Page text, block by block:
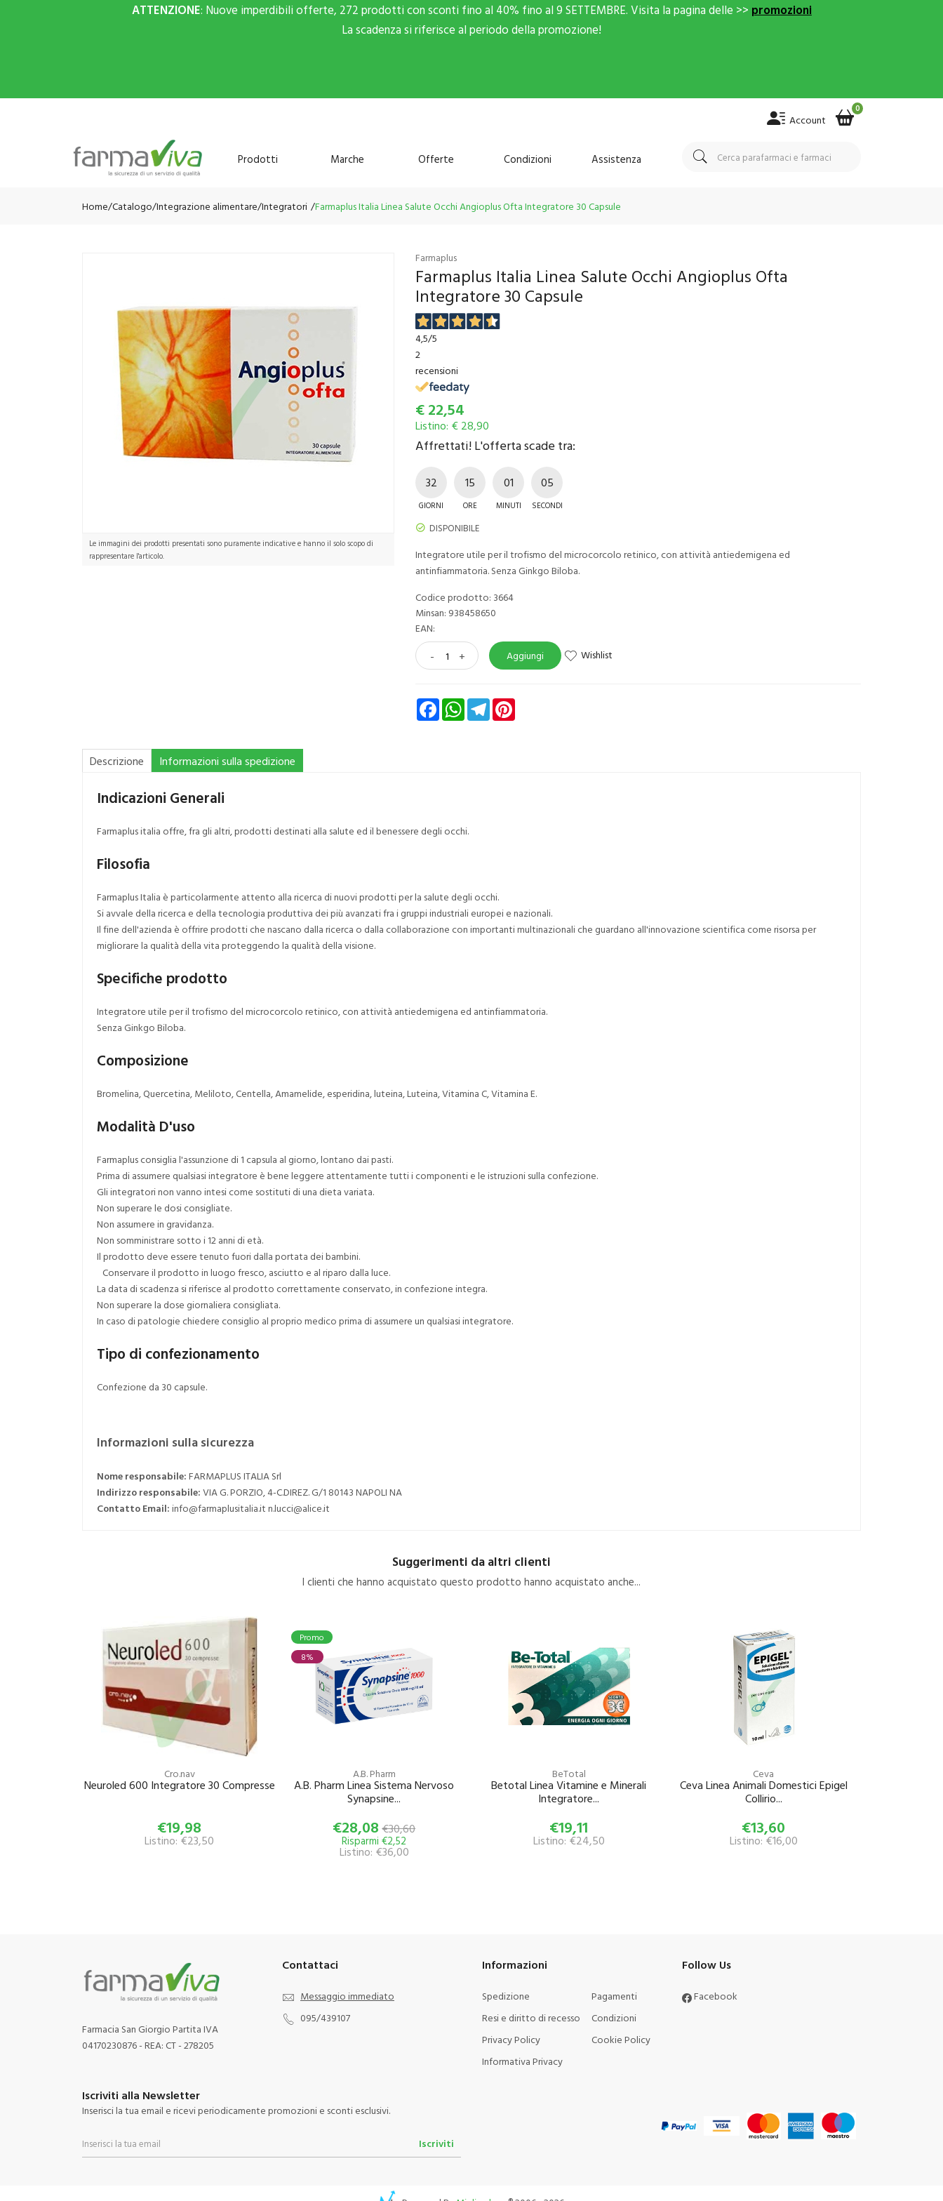
ATTENZIONE: Nuove imperdibili offerte, 272 prodotti con sconti fino al 40% fino al 9 SETTEMBRE. Visita la pagina delle >> promozioni
La scadenza si riferisce al periodo della promozione!
Account
0
Prodotti Marche Offerte Condizioni Assistenza
Home Catalogo/Integrazione alimentare/Integratori Farmaplus Italia Linea Salute Occhi Angioplus Ofta Integratore 30 Capsule
Le immagini dei prodotti presentati sono puramente indicative e hanno il solo scopo di
rappresentare l'articolo.
Farmaplus
Farmaplus Italia Linea Salute Occhi Angioplus Ofta
Integratore 30 Capsule
4,5/5
2
recensioni
€22,54
Listino: € 28,90
Affrettati! L'offerta scade tra:
32
GIORNI
15
ORE
01
MINUTI
03
SECONDI
DISPONIBILE
Integratore utile per il trofismo del microcorcolo retinico, con attività antiedemigena ed
antinfiammatoria. Senza Ginkgo Biloba.
Codice prodotto: 3664
Minsan: 938458650
EAN:
- + Aggiungi Wishlist
FacebookWhatsAppTelegram
Descrizione Informazioni sulla spedizione
Indicazioni Generali
Farmaplus italia offre, fra gli altri, prodotti destinati alla salute ed il benessere degli occhi.
Filosofia
Farmaplus Italia è particolarmente attento alla ricerca di nuovi prodotti per la salute degli occhi.
Si avvale della ricerca e della tecnologia produttiva dei più avanzati fra i gruppi industriali europei e nazionali.
Il fine dell'azienda è offrire prodotti che nascano dalla ricerca o dalla collaborazione con importanti multinazionali che guardano all'innovazione scientifica come risorsa per
migliorare la qualità della vita proteggendo la qualità della visione.
Specifiche prodotto
Integratore utile per il trofismo del microcorcolo retinico, con attività antiedemigena ed antinfiammatoria.
Senza Ginkgo Biloba.
Composizione
Bromelina, Quercetina, Meliloto, Centella, Amamelide, esperidina, luteina, Luteina, Vitamina C, Vitamina E.
Modalità D'uso
Farmaplus consiglia l'assunzione di 1 capsula al giorno, lontano dai pasti.
Prima di assumere qualsiasi integratore è bene leggere attentamente tutti i componenti e le istruzioni sulla confezione.
Gli integratori non vanno intesi come sostituti di una dieta variata.
Non superare le dosi consigliate.
Non assumere in gravidanza.
Non somministrare sotto i 12 anni di età.
Il prodotto deve essere tenuto fuori dalla portata dei bambini.
Conservare il prodotto in luogo fresco, asciutto e al riparo dalla luce.
La data di scadenza si riferisce al prodotto correttamente conservato, in confezione integra.
Non superare la dose giornaliera consigliata.
In caso di patologie chiedere consiglio al proprio medico prima di assumere un qualsiasi integratore.
Tipo di confezionamento
Confezione da 30 capsule.
Informazioni sulla sicurezza
Nome responsabile:FARMAPLUS ITALIA Srl
Indirizzo responsabile:VIA G. PORZIO, 4-C.DIREZ. G/1 80143 NAPOLI NA
Contatto Email:info@farmaplusitalia.it n.lucci@alice.it
Suggerimenti da altri clienti
I clienti che hanno acquistato questo prodotto hanno acquistato anche...
Cro.nav
Neuroled 600 Integratore 30 Compresse
€19,98
Listino: €23,50
Promo
8%
A.B. Pharm
A.B. Pharm Linea Sistema Nervoso
Synapsine...
€28,08 €30,60
Risparmi €2,52
Listino: €36,00
BeTotal
Betotal Linea Vitamine e Minerali
Integratore...
€19,11
Listino: €24,50
Ceva
Ceva Linea Animali Domestici Epigel
Collirio...
€13,60
Listino: €16,00
Farmacia San Giorgio Partita IVA
04170230876 - REA: CT - 278205
Contattaci
Messaggio immediato
095/439107
Informazioni
Spedizione
Pagamenti
Resi e diritto di recesso
Condizioni
Privacy Policy
Cookie Policy
Informativa Privacy
Follow Us
Facebook
Iscriviti alla Newsletter
Inserisci la tua email e ricevi periodicamente promozioni e sconti esclusivi.
Iscriviti